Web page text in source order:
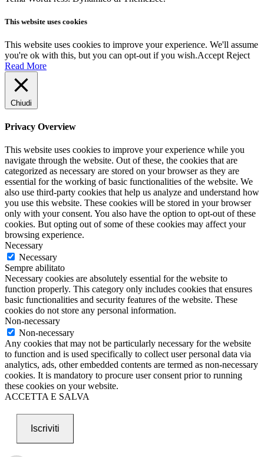
This website uses cookies
This website uses cookies to improve your experience. We'll assume
you're ok with this, but you can opt-out if you wish.Accept Reject
Read More
Chiudi
Privacy Overview
This website uses cookies to improve your experience while you
navigate through the website. Out of these, the cookies that are
categorized as necessary are stored on your browser as they are
essential for the working of basic functionalities of the website. We
also use third-party cookies that help us analyze and understand how
you use this website. These cookies will be stored in your browser
only with your consent. You also have the option to opt-out of these
cookies. But opting out of some of these cookies may affect your
browsing experience.
Necessary
Necessary
Sempre abilitato
Necessary cookies are absolutely essential for the website to
function properly. This category only includes cookies that ensures
basic functionalities and security features of the website. These
cookies do not store any personal information.
Non-necessary
Non-necessary
Any cookies that may not be particularly necessary for the website
to function and is used specifically to collect user personal data via
analytics, ads, other embedded contents are termed as non-necessary
cookies. It is mandatory to procure user consent prior to running
these cookies on your website.
ACCETTA E SALVA
Iscriviti